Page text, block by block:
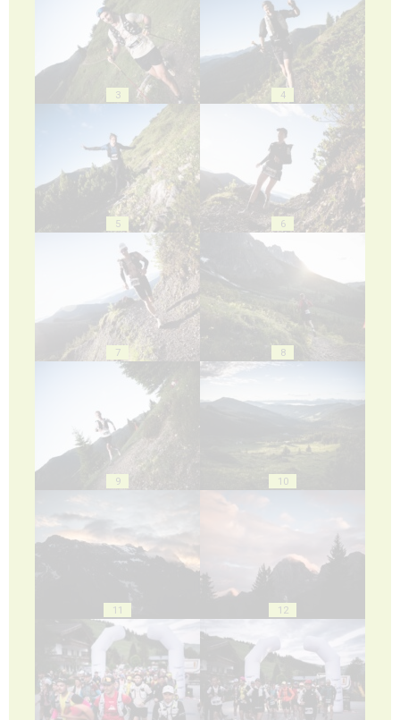
3 4
5 6
7 8
9 10
11 12